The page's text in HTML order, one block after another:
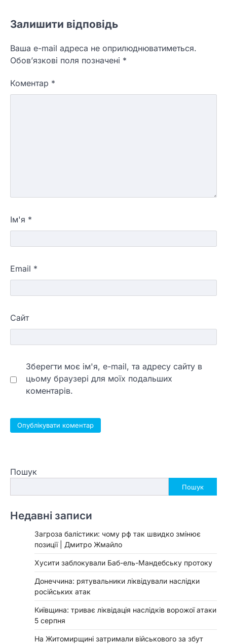
Залишити відповідь
Ваша e-mail адреса не оприлюднюватиметься.
Обов’язкові поля позначені *
Коментар *
Ім'я *
Email *
Сайт
Зберегти моє ім'я, e-mail, та адресу сайту в
цьому браузері для моїх подальших
коментарів.
Пошук
Пошук
Недавні записи
Загроза балістики: чому рф так швидко змінює
позиції | Дмитро Жмайло
Хусити заблокували Баб-ель-Мандебську протоку
Донеччина: рятувальники ліквідували наслідки
російських атак
Київщина: триває ліквідація наслідків ворожої атаки
5 серпня
На Житомирщині затримали військового за збут